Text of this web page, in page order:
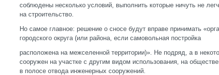
соблюдены несколько условий, выполнить которые ничуть не
на строительство.
Но самое главное: решение о сносе будут вправе принимать
городского округа (или района, если самовольная постройка
расположена на межселенной территории)». Не подряд, а в
сооружен на участке с другим видом использования, на
в полосе отвода инженерных сооружений.